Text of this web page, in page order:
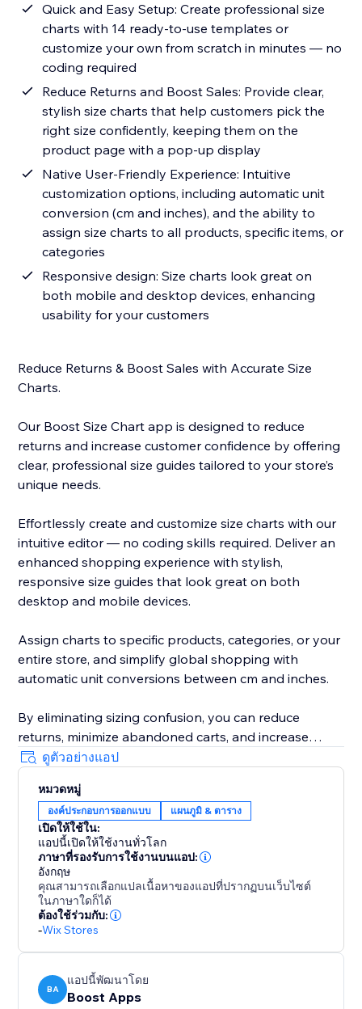
Quick and Easy Setup: Create professional size
charts with 14 ready-to-use templates or
customize your own from scratch in minutes — no
coding required
Reduce Returns and Boost Sales: Provide clear,
stylish size charts that help customers pick the
right size confidently, keeping them on the
product page with a pop-up display
Native User-Friendly Experience: Intuitive
customization options, including automatic unit
conversion (cm and inches), and the ability to
assign size charts to all products, specific items, or
categories
Responsive design: Size charts look great on
both mobile and desktop devices, enhancing
usability for your customers
Reduce Returns & Boost Sales with Accurate Size
Charts.
Our Boost Size Chart app is designed to reduce
returns and increase customer confidence by offering
clear, professional size guides tailored to your store’s
unique needs.
Effortlessly create and customize size charts with our
intuitive editor — no coding skills required. Deliver an
enhanced shopping experience with stylish,
responsive size guides that look great on both
desktop and mobile devices.
Assign charts to specific products, categories, or your
entire store, and simplify global shopping with
automatic unit conversions between cm and inches.
By eliminating sizing confusion, you can reduce
returns, minimize abandoned carts, and increase
sales. Empower your customers to find the perfect fit
with a pop-up size guide displayed directly on
product pages.
With quick setup and flexible customization options,
our app is the ultimate solution for improving
customer satisfaction and driving profitability. Elevate
your store today with our user-friendly size chart
tools.
ดูตัวอย่างแอป
หมวดหมู่
องค์ประกอบการออกแบบ แผนภูมิ & ตาราง
เปิดให้ใช้ใน:
แอปนี้เปิดให้ใช้งานทั่วโลก
ภาษาที่รองรับการใช้งานบนแอป:
อังกฤษ
คุณสามารถเลือกแปลเนื้อหาของแอปที่ปรากฏบนเว็บไซต์
ในภาษาใดก็ได้
ต้องใช้ร่วมกับ:
-Wix Stores
BA
แอปนี้พัฒนาโดย
Boost Apps